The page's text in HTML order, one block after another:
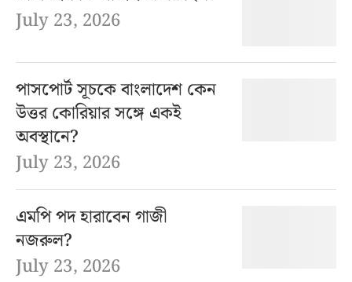
July 23, 2026
পাসপোর্ট সূচকে বাংলাদেশ কেন
উত্তর কোরিয়ার সঙ্গে একই
অবস্থানে?
July 23, 2026
এমপি পদ হারাবেন গাজী
নজরুল?
July 23, 2026